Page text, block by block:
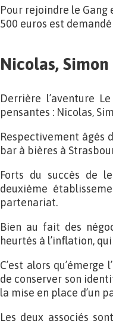
Pour rejoindre le Gang
500 euros est
Nicolas,
Derrière l’aventure
pensantes : Nicolas,
Respectivement âgés
bar à bières à
Forts du succès de
deuxième
partenariat.
Bien au fait des
heurtés à l’inflation,
C’est alors
de conserver son
la mise en place d’un
Les deux associés